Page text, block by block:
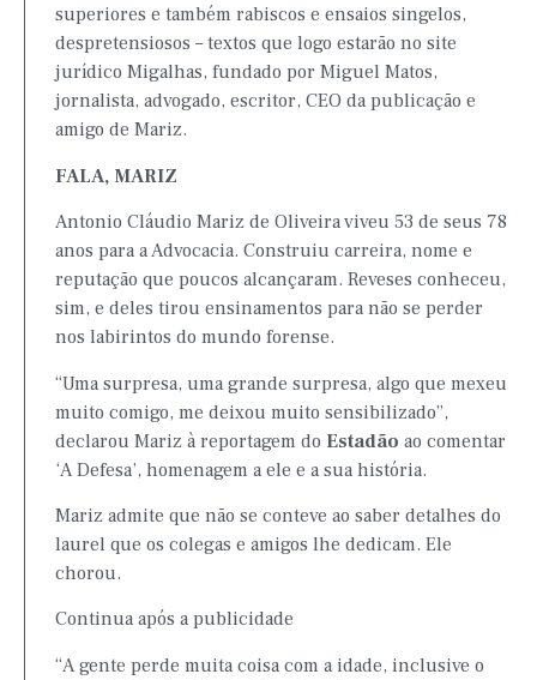
superiores e também rabiscos e ensaios singelos,
despretensiosos – textos que logo estarão no site
jurídico Migalhas, fundado por Miguel Matos,
jornalista, advogado, escritor, CEO da publicação e
amigo de Mariz.
FALA, MARIZ
Antonio Cláudio Mariz de Oliveira viveu 53 de seus 78
anos para a Advocacia. Construiu carreira, nome e
reputação que poucos alcançaram. Reveses conheceu,
sim, e deles tirou ensinamentos para não se perder
nos labirintos do mundo forense.
“Uma surpresa, uma grande surpresa, algo que mexeu
muito comigo, me deixou muito sensibilizado”,
declarou Mariz à reportagem do Estadão ao comentar
‘A Defesa’, homenagem a ele e a sua história.
Mariz admite que não se conteve ao saber detalhes do
laurel que os colegas e amigos lhe dedicam. Ele
chorou.
Continua após a publicidade
“A gente perde muita coisa com a idade, inclusive o